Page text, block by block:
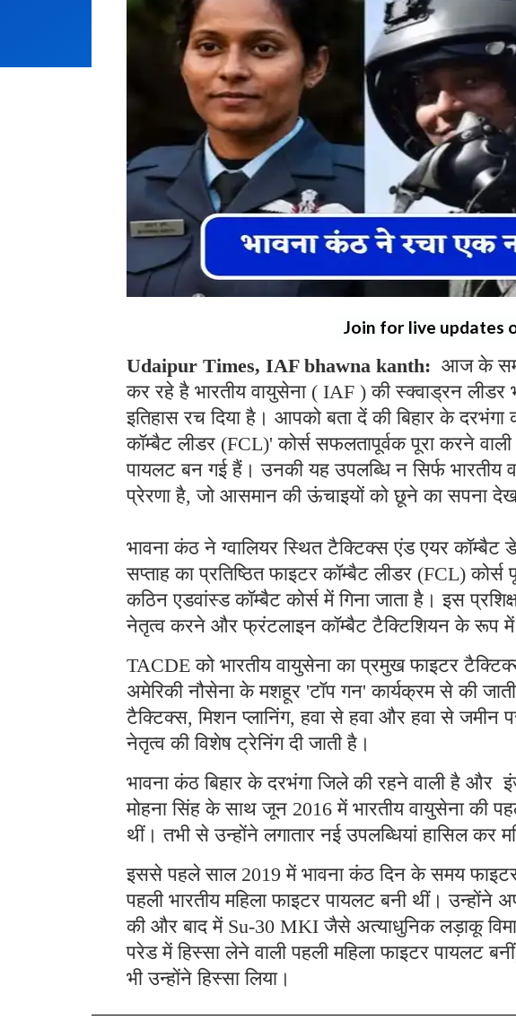
Join for live updates
कर रहे है भारतीय वायुसेना ( IAF ) की स्क्वाड्रन लीडर
इतिहास रच दिया है। आपको बता दें की बिहार के दरभंगा
कॉम्बैट लीडर (FCL)' कोर्स सफलतापूर्वक पूरा करने वाली
पायलट बन गई हैं। उनकी यह उपलब्धि न सिर्फ भारतीय
प्रेरणा है, जो आसमान की ऊंचाइयों को छूने का सपना
भावना कंठ ने ग्वालियर स्थित टैक्टिक्स एंड एयर कॉम्बैट
कठिन एडवांस्ड कॉम्बैट कोर्स में गिना जाता है। इस
नेतृत्व करने और फ्रंटलाइन कॉम्बैट टैक्टिशियन के रूप में
TACDE को भारतीय वायुसेना का प्रमुख फाइटर
अमेरिकी नौसेना के मशहूर 'टॉप गन' कार्यक्रम से की
टैक्टिक्स, मिशन प्लानिंग, हवा से हवा और हवा से जमीन
नेतृत्व की विशेष ट्रेनिंग दी जाती है।
भावना कंठ बिहार के दरभंगा जिले की रहने वाली है और
मोहना सिंह के साथ जून 2016 में भारतीय वायुसेना की
थीं। तभी से उन्होंने लगातार नई उपलब्धियां हासिल कर
इससे पहले साल 2019 में भावना कंठ दिन के समय फाइटर
पहली भारतीय महिला फाइटर पायलट बनी थीं।
की और बाद में Su-30 MKI जैसे अत्याधुनिक लड़ाकू
परेड में हिस्सा लेने वाली पहली महिला फाइटर पायलट
भी उन्होंने हिस्सा लिया।
Follow UdaipurTimes on Facebook